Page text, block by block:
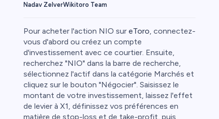
Nadav ZelverWikitoro Team
Pour acheter l'action NIO sur eToro, connectez-
vous d'abord ou créez un compte
d'investissement avec ce courtier. Ensuite,
recherchez "NIO" dans la barre de recherche,
sélectionnez l'actif dans la catégorie Marchés et
cliquez sur le bouton "Négocier". Saisissez le
montant de votre investissement, laissez l'effet
de levier à X1, définissez vos préférences en
matière de stop-loss et de take-profit, puis